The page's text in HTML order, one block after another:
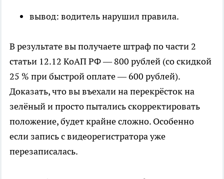
вывод: водитель нарушил правила.
В результате вы получаете штраф по части 2
статьи 12.12 КоАП РФ — 800 рублей (со скидкой
25 % при быстрой оплате — 600 рублей).
Доказать, что вы въехали на перекрёсток на
зелёный и просто пытались скорректировать
положение, будет крайне сложно. Особенно
если запись с видеорегистратора уже
перезаписалась.